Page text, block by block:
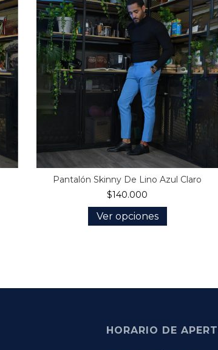
Pantalón Skinny De Lino Azul Claro
$140.000
Ver opciones
HORARIO DE